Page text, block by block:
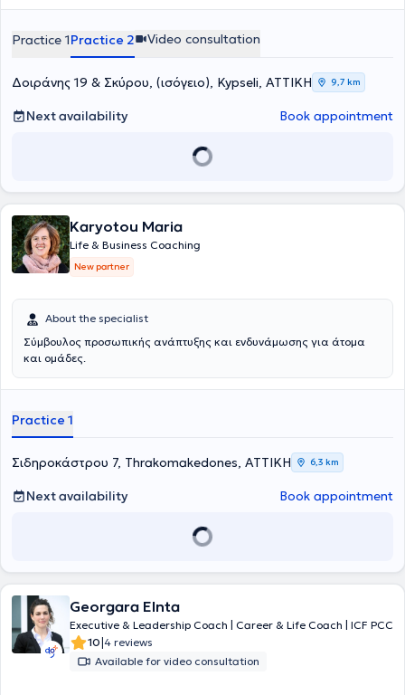
Πανεπιστήμιο Αθηνών (ΕΚΠΑ) καθώς και πιστοποιημένη ειδικός στο
Uninersity UK.
Practice 1Practice 2 Video consultation
Δοιράνης 19 & Σκύρου, (ισόγειο), Kypseli, ΑΤΤΙΚΗ 9,7 km
Next availability Book appointment
Karyotou Maria
Life & Business Coaching
New partner
About the specialist
Σύμβουλος προσωπικής ανάπτυξης και ενδυνάμωσης για άτομα
και ομάδες.
Practice 1
Σιδηροκάστρου 7, Thrakomakedones, ΑΤΤΙΚΗ 6,3 km
Next availability Book appointment
Georgara Elnta
Executive & Leadership Coach | Career & Life Coach | ICF PCC
10|4 reviews
Available for video consultation